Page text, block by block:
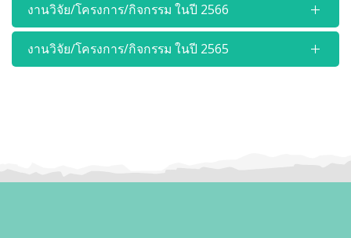
งานวิจัย/โครงการ/กิจกรรม ในปี 2566
งานวิจัย/โครงการ/กิจกรรม ในปี 2565